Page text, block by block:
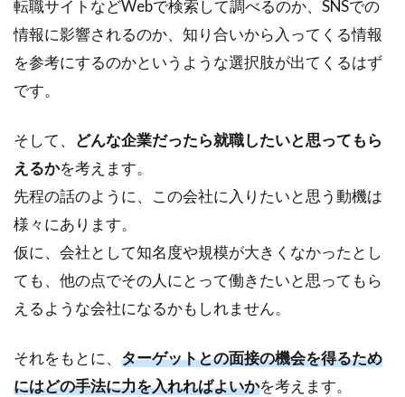
転職サイトなどWebで検索して調べるのか、SNSでの
情報に影響されるのか、知り合いから入ってくる情報
を参考にするのかというような選択肢が出てくるはず
です。
そして、 どんな企業だったら就職したいと思ってもら
えるかを考えます。
先程の話のように、この会社に入りたいと思う動機は
様々にあります。
仮に、会社として知名度や規模が大きくなかったとし
ても、他の点でその人にとって働きたいと思ってもら
えるような会社になるかもしれません。
それをもとに、 ターゲットとの面接の機会を得るため
にはどの手法に力を入れればよいかを考えます。